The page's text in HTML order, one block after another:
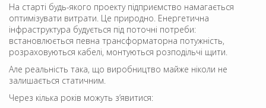
На старті будь-якого проекту підприємство намагається
оптимізувати витрати. Це природно. Енергетична
інфраструктура будується під поточні потреби:
встановлюється певна трансформаторна потужність,
розраховуються кабелі, монтуються розподільчі щити.
Але реальність така, що виробництво майже ніколи не
залишається статичним.
Через кілька років можуть з’явитися: